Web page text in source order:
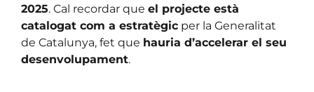
2025. Cal recordar que el projecte està
catalogat com a estratègic per la Generalitat
de Catalunya, fet que hauria d’accelerar el seu
desenvolupament.